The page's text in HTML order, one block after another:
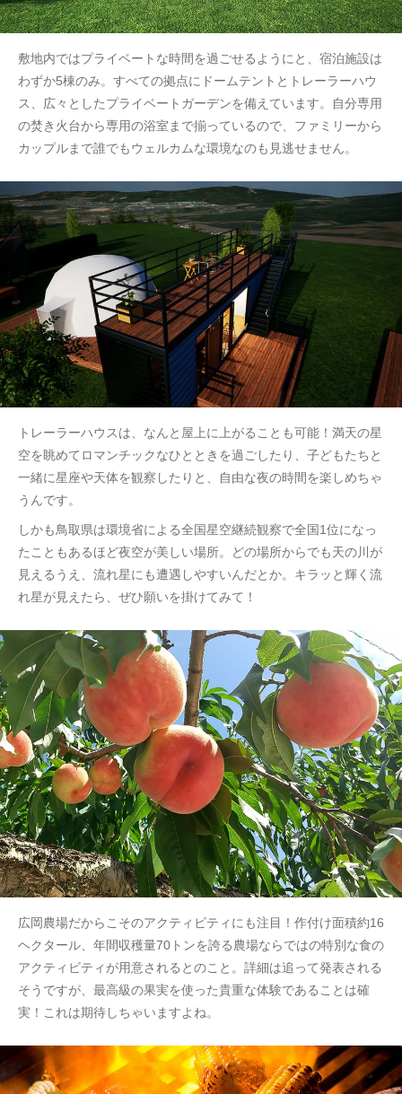
敷地内ではプライベートな時間を過ごせるようにと、宿泊施設は
わずか5棟のみ。すべての拠点にドームテントとトレーラーハウ
ス、広々としたプライベートガーデンを備えています。自分専用
の焚き火台から専用の浴室まで揃っているので、ファミリーから
カップルまで誰でもウェルカムな環境なのも見逃せません。
トレーラーハウスは、なんと屋上に上がることも可能！満天の星
空を眺めてロマンチックなひとときを過ごしたり、子どもたちと
一緒に星座や天体を観察したりと、自由な夜の時間を楽しめちゃ
うんです。
しかも鳥取県は環境省による全国星空継続観察で全国1位になっ
たこともあるほど夜空が美しい場所。どの場所からでも天の川が
見えるうえ、流れ星にも遭遇しやすいんだとか。キラッと輝く流
れ星が見えたら、ぜひ願いを掛けてみて！
広岡農場だからこそのアクティビティにも注目！作付け面積約16
ヘクタール、年間収穫量70トンを誇る農場ならではの特別な食の
アクティビティが用意されるとのこと。詳細は追って発表される
そうですが、最高級の果実を使った貴重な体験であることは確
実！これは期待しちゃいますよね。